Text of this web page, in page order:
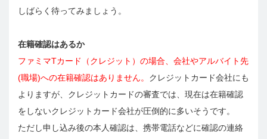
しばらく待ってみましょう。
在籍確認はあるか
ファミマTカード（クレジット）の場合、会社やアルバイト先
(職場)への在籍確認はありません。 クレジットカード会社にも
よりますが、クレジットカードの審査では、現在は在籍確認
をしないクレジットカード会社が圧倒的に多いそうです。
ただし申し込み後の本人確認は、携帯電話などに確認の連絡